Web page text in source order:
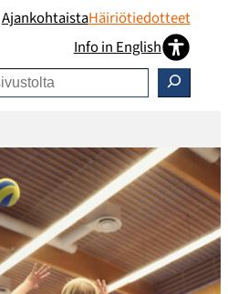
AjankohtaistaHäiriötiedotteet
Info in English